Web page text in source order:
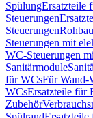
SpülungErsatzteile
Steuerungen
Steuerungen
Steuerungen mit
WC-Steuerungen
Sanitärmodule
für WCsFür Wand-
WCsErsatzteile für
Zubehör